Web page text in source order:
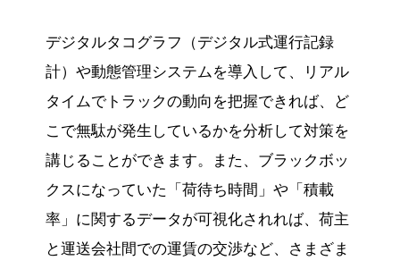
デジタルタコグラフ（デジタル式運行記録
計）や動態管理システムを導入して、リアル
タイムでトラックの動向を把握できれば、ど
こで無駄が発生しているかを分析して対策を
講じることができます。また、ブラックボッ
クスになっていた「荷待ち時間」や「積載
率」に関するデータが可視化されれば、荷主
と運送会社間での運賃の交渉など、さまざま